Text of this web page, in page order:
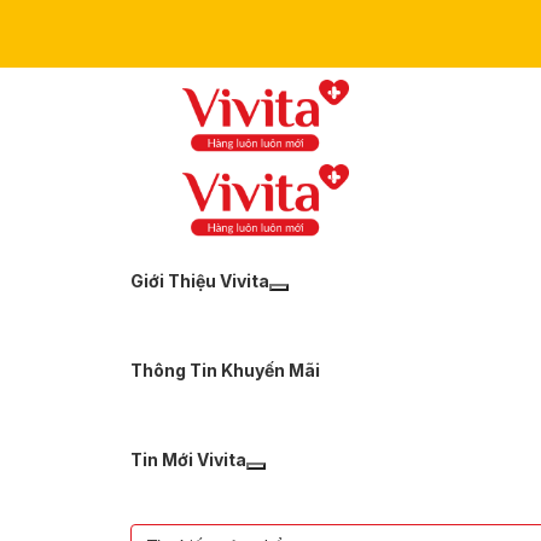
Giới Thiệu Vivita
Thông Tin Khuyến Mãi
Tin Mới Vivita